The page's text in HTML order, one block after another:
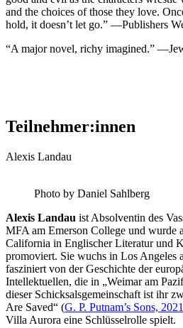
and the choices of those they love.
hold, it doesn’t let go.” —Publishers
“A major novel, richy imagined.”
Teilnehmer:innen
Alexis Landau
Photo by Daniel Sahlberg
Alexis Landau ist Absolventin des
MFA am Emerson College und wurde
California in Englischer Literatur und
promoviert. Sie wuchs in Los Angeles
fasziniert von der Geschichte der
Intellektuellen, die in „Weimar am
dieser Schicksalsgemeinschaft ist ihr
Are Saved“ (G. P. Putnam’s Sons, 2021
Villa Aurora eine Schlüsselrolle spielt.